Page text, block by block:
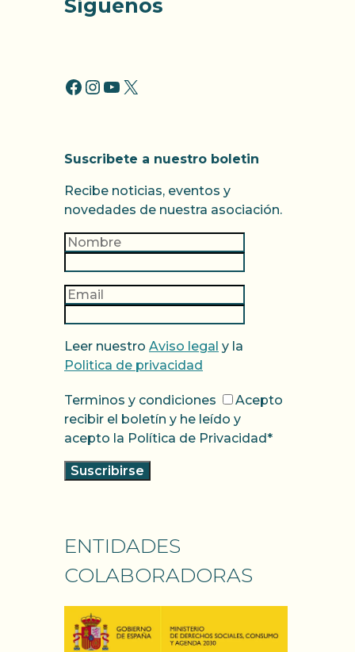
Síguenos
FACCEBOOK
INSTAGRAM
YOUTUBE
X
Suscribete a nuestro boletin
Recibe noticias, eventos y
novedades de nuestra asociación.
Leer nuestro Aviso legal y la
Politica de privacidad
Terminos y condiciones
Acepto
recibir el boletín y he leído y
acepto la Política de Privacidad*
ENTIDADES
COLABORADORAS